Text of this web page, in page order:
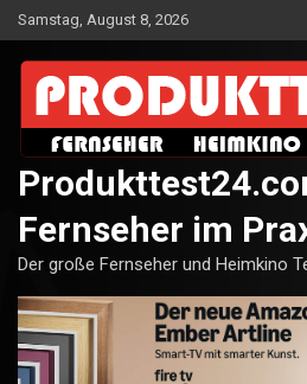
Skip
to
content
Samstag, August 8, 2026
Fernseher im
Der große Fernseher und Heimkino